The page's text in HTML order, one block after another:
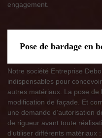
engagement.
Pose de bardage en
Notre société Entreprise
indispensables pour
autres matériaux. La pose
modification de façade. Et
une demande d’autorisation
de rigueur avant toute
d'utiliser différents matériaux